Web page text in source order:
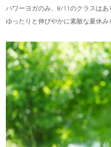
パワーヨガのみ、8/11のクラスはあ
ゆったりと伸びやかに素敵な夏休み